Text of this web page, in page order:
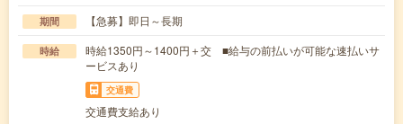
期間 【急募】即日～長期
時給
時給1350円～1400円＋交 ■給与の前払いが可能な速払いサ
ービスあり
交通費
交通費支給あり